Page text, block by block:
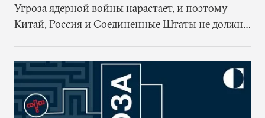
Угроза ядерной войны нарастает, и поэтому
Китай, Россия и Соединенные Штаты не должны
управлению новыми технологиями.